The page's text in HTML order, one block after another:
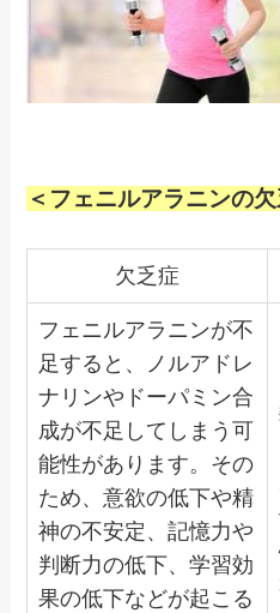
＜フェニルアラニンの
欠乏症
フェニルアラニンが不
足すると、ノルアドレ
ナリンやドーパミン合
成が不足してしまう可
能性があります。その
ため、意欲の低下や精
神の不安定、記憶力や
判断力の低下、学習効
果の低下などが起こる